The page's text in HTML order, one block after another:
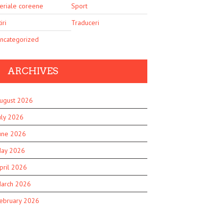
coreene
Sport
Traduceri
ARCHIVES
2026
2026
2026
2026
2026
2026
2026